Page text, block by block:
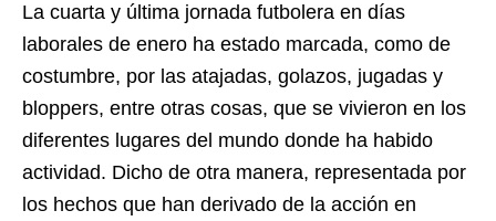
La cuarta y última jornada futbolera en días
laborales de enero ha estado marcada, como de
costumbre, por las atajadas, golazos, jugadas y
bloppers, entre otras cosas, que se vivieron en los
diferentes lugares del mundo donde ha habido
actividad. Dicho de otra manera, representada por
los hechos que han derivado de la acción en